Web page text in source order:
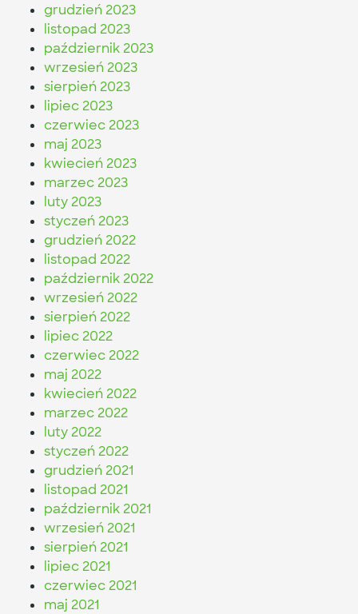
grudzień 2023
listopad 2023
październik 2023
wrzesień 2023
sierpień 2023
lipiec 2023
czerwiec 2023
maj 2023
kwiecień 2023
marzec 2023
luty 2023
styczeń 2023
grudzień 2022
listopad 2022
październik 2022
wrzesień 2022
sierpień 2022
lipiec 2022
czerwiec 2022
maj 2022
kwiecień 2022
marzec 2022
luty 2022
styczeń 2022
grudzień 2021
listopad 2021
październik 2021
wrzesień 2021
sierpień 2021
lipiec 2021
czerwiec 2021
maj 2021